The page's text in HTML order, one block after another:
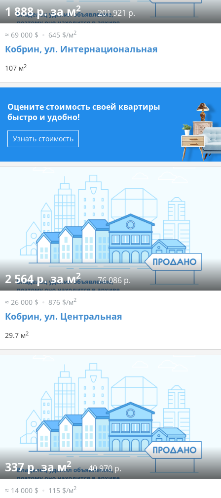
1 888 р. за м2 201 921 р.
≈ 69 000 $ 645 $/м2
Кобрин, ул. Интернациональная
107 м2
Оцените стоимость своей квартиры
быстро и удобно!
Узнать стоимость
2 564 р. за м2 76 086 р.
≈ 26 000 $ 876 $/м2
Кобрин, ул. Центральная
29.7 м2
337 р. за м2 40 970 р.
≈ 14 000 $ 115 $/м2